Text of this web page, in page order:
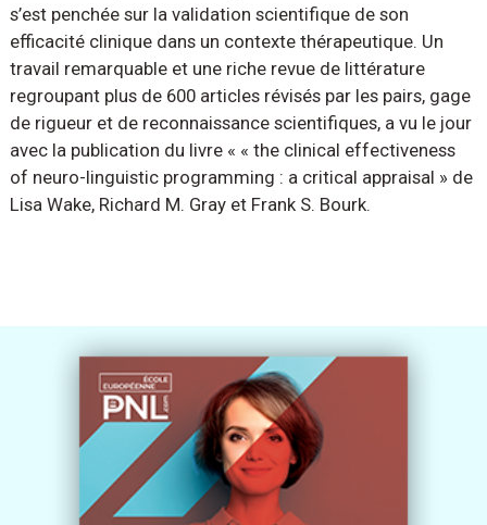
s’est penchée sur la validation scientifique de son
efficacité clinique dans un contexte thérapeutique. Un
travail remarquable et une riche revue de littérature
regroupant plus de 600 articles révisés par les pairs, gage
de rigueur et de reconnaissance scientifiques, a vu le jour
avec la publication du livre « « the clinical effectiveness
of neuro-linguistic programming : a critical appraisal » de
Lisa Wake, Richard M. Gray et Frank S. Bourk.